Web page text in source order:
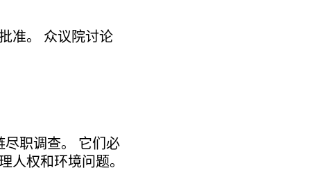
准。 众议院讨论
职调查。 它们必
权和环境问题。